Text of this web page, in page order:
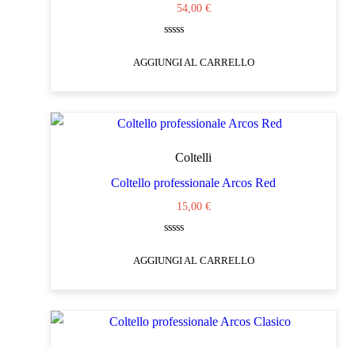
54,00 €
su
AGGIUNGI AL CARRELLO
Coltelli
Coltello professionale Arcos Red
15,00 €
su
AGGIUNGI AL CARRELLO